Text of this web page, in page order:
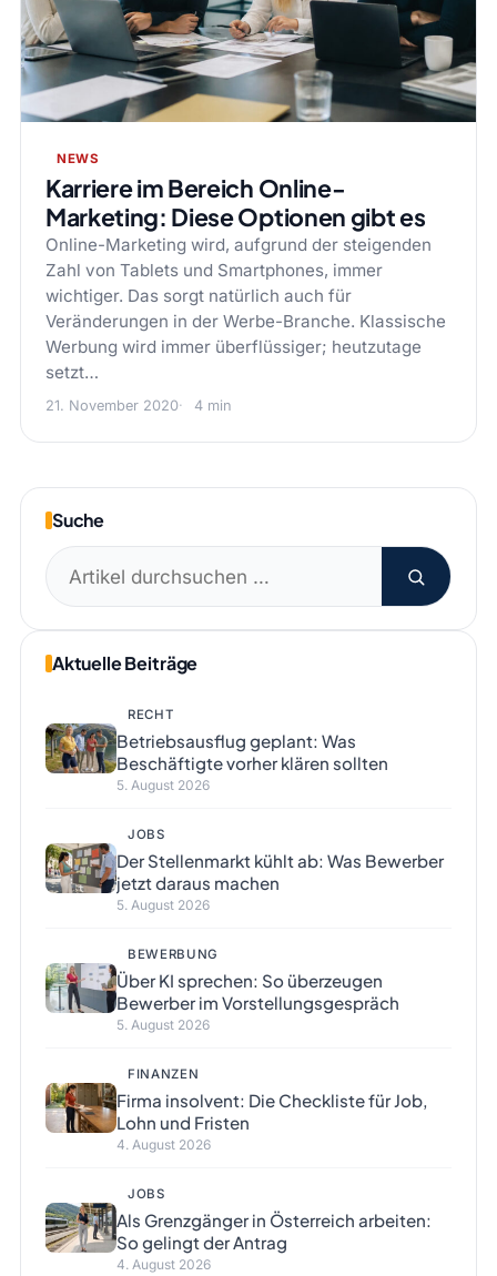
NEWS
Karriere im Bereich Online-
Marketing: Diese Optionen gibt es
Online-Marketing wird, aufgrund der steigenden
Zahl von Tablets und Smartphones, immer
wichtiger. Das sorgt natürlich auch für
Veränderungen in der Werbe-Branche. Klassische
Werbung wird immer überflüssiger; heutzutage
setzt…
21. November 2020 4 min
Suche
Suchen
nach:
Aktuelle Beiträge
RECHT
Betriebsausflug geplant: Was
Beschäftigte vorher klären sollten
5. August 2026
JOBS
Der Stellenmarkt kühlt ab: Was Bewerber
jetzt daraus machen
5. August 2026
BEWERBUNG
Über KI sprechen: So überzeugen
Bewerber im Vorstellungsgespräch
5. August 2026
FINANZEN
Firma insolvent: Die Checkliste für Job,
Lohn und Fristen
4. August 2026
JOBS
Als Grenzgänger in Österreich arbeiten:
So gelingt der Antrag
4. August 2026